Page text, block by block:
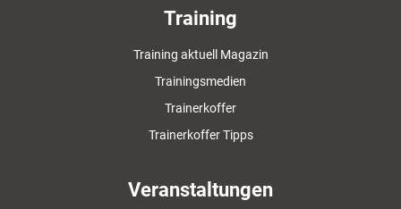
Training
Training aktuell Magazin
Trainingsmedien
Trainerkoffer
Trainerkoffer Tipps
Veranstaltungen